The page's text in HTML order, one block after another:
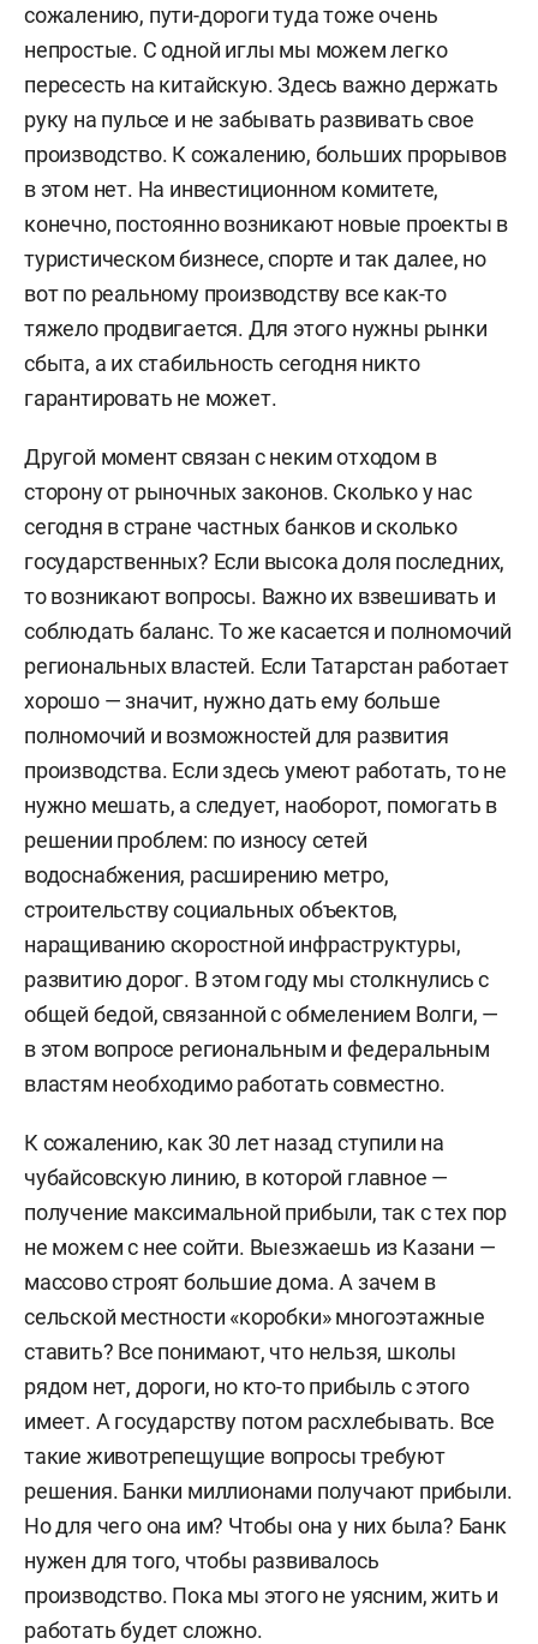
сожалению, пути-дороги туда тоже очень
непростые. С одной иглы мы можем легко
пересесть на китайскую. Здесь важно держать
руку на пульсе и не забывать развивать свое
производство. К сожалению, больших прорывов
в этом нет. На инвестиционном комитете,
конечно, постоянно возникают новые проекты в
туристическом бизнесе, спорте и так далее, но
вот по реальному производству все как-то
тяжело продвигается. Для этого нужны рынки
сбыта, а их стабильность сегодня никто
гарантировать не может.
Другой момент связан с неким отходом в
сторону от рыночных законов. Сколько у нас
сегодня в стране частных банков и сколько
государственных? Если высока доля последних,
то возникают вопросы. Важно их взвешивать и
соблюдать баланс. То же касается и полномочий
региональных властей. Если Татарстан работает
хорошо — значит, нужно дать ему больше
полномочий и возможностей для развития
производства. Если здесь умеют работать, то не
нужно мешать, а следует, наоборот, помогать в
решении проблем: по износу сетей
водоснабжения, расширению метро,
строительству социальных объектов,
наращиванию скоростной инфраструктуры,
развитию дорог. В этом году мы столкнулись с
общей бедой, связанной с обмелением Волги, —
в этом вопросе региональным и федеральным
властям необходимо работать совместно.
К сожалению, как 30 лет назад ступили на
чубайсовскую линию, в которой главное —
получение максимальной прибыли, так с тех пор
не можем с нее сойти. Выезжаешь из Казани —
массово строят большие дома. А зачем в
сельской местности «коробки» многоэтажные
ставить? Все понимают, что нельзя, школы
рядом нет, дороги, но кто-то прибыль с этого
имеет. А государству потом расхлебывать. Все
такие животрепещущие вопросы требуют
решения. Банки миллионами получают прибыли.
Но для чего она им? Чтобы она у них была? Банк
нужен для того, чтобы развивалось
производство. Пока мы этого не уясним, жить и
работать будет сложно.